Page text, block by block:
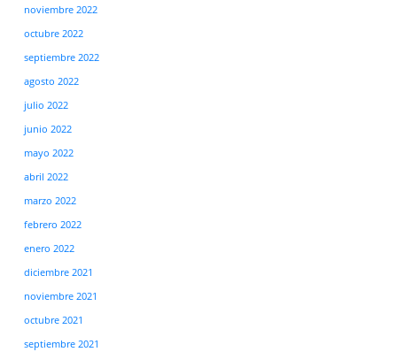
noviembre 2022
octubre 2022
septiembre 2022
agosto 2022
julio 2022
junio 2022
mayo 2022
abril 2022
marzo 2022
febrero 2022
enero 2022
diciembre 2021
noviembre 2021
octubre 2021
septiembre 2021